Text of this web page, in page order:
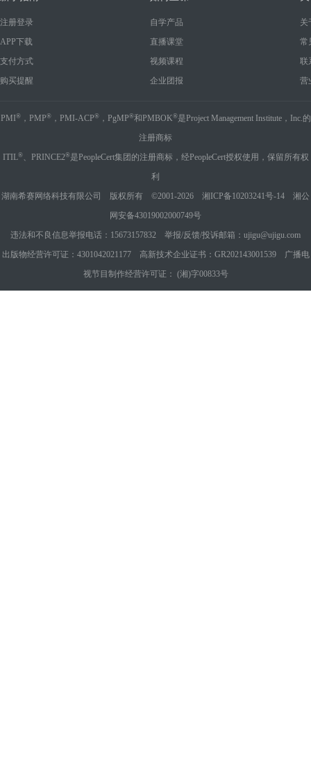
注册登录
APP下载
支付方式
购买提醒
自学产品
直播课堂
视频课程
企业团报
关
常
联
营
PMI ®，PMP®，PMI-ACP®，PgMP®和PMBOK®是Project Management Institute，Inc.的
注册商标
ITIL®、PRINCE2®是PeopleCert集团的注册商标，经PeopleCert授权使用，保留所有权
利
湖南希赛网络科技有限公司 版权所有 ©2001-2026 湘ICP备10203241号-14
湘公
网安备43019002000749号
违法和不良信息举报电话：15673157832 举报/反馈/投诉邮箱：ujigu@ujigu.com
出版物经营许可证：4301042021177 高新技术企业证书：GR202143001539 广播电
视节目制作经营许可证： (湘)字00833号